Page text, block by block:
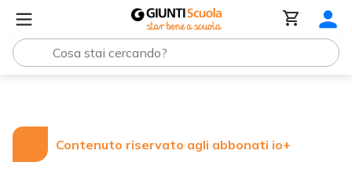
Contenuto riservato agli abbonati io+